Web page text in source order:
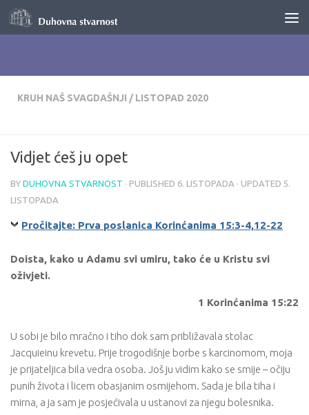
Skip to content
KRUH NAŠ SVAGDAŠNJI / LISTOPAD 2020
Vidjet ćeš ju opet
BY DUHOVNA STVARNOST · PUBLISHED 6. LISTOPADA · UPDATED 5.
LISTOPADA
Pročitajte: Prva poslanica Korinćanima 15:3-4,12-22
Doista, kako u Adamu svi umiru, tako će u Kristu svi
oživjeti.
1 Korinćanima 15:22
U sobi je bilo mračno i tiho dok sam približavala stolac
Jacquieinu krevetu. Prije trogodišnje borbe s karcinomom, moja
je prijateljica bila vedra osoba. Još ju vidim kako se smije – očiju
punih života i licem obasjanim osmijehom. Sada je bila tiha i
mirna, a ja sam je posjećivala u ustanovi za njegu bolesnika.